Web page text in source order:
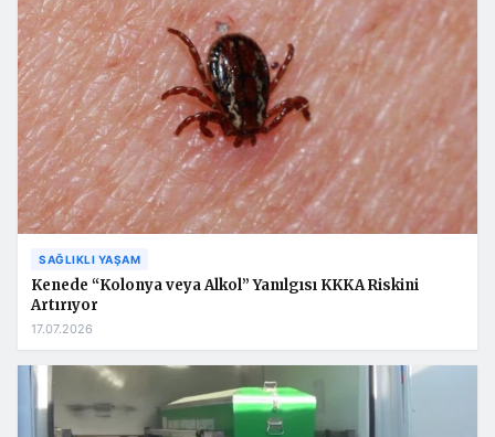
SAĞLIKLI YAŞAM
Kenede “Kolonya veya Alkol” Yanılgısı KKKA Riskini
Artırıyor
17.07.2026